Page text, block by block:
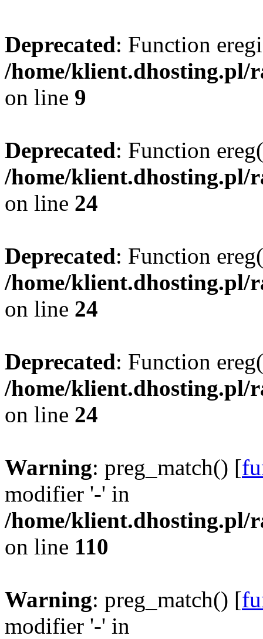
Deprecated: Function
/home/klient.dhosting.pl/
on line 9
Deprecated: Function
/home/klient.dhosting.pl/
on line 24
Deprecated: Function
/home/klient.dhosting.pl/
on line 24
Deprecated: Function
/home/klient.dhosting.pl/
on line 24
Warning: preg_match() [
modifier '-' in
/home/klient.dhosting.pl/
on line 110
Warning: preg_match() [
modifier '-' in